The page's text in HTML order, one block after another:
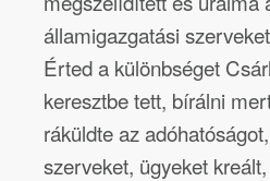
államigazgatási
Érted a különbséget
keresztbe tett, bírálni
ráküldte az
szerveket, ügyeket